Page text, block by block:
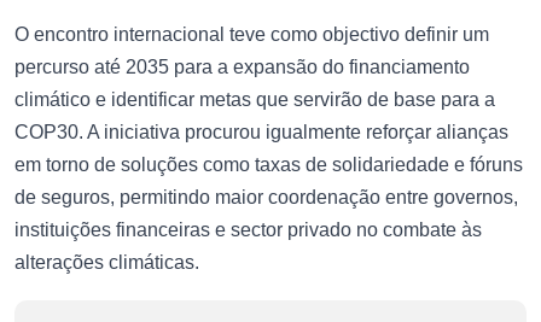
O encontro internacional teve como objectivo definir um
percurso até 2035 para a expansão do financiamento
climático e identificar metas que servirão de base para a
COP30. A iniciativa procurou igualmente reforçar alianças
em torno de soluções como taxas de solidariedade e fóruns
de seguros, permitindo maior coordenação entre governos,
instituições financeiras e sector privado no combate às
alterações climáticas.